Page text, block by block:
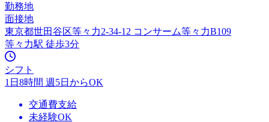
勤務地
面接地
東京都世田谷区等々力2-34-12 コンサーム等々力B109
等々力駅 徒歩3分
シフト
1日8時間 週5日からOK
交通費支給
未経験OK